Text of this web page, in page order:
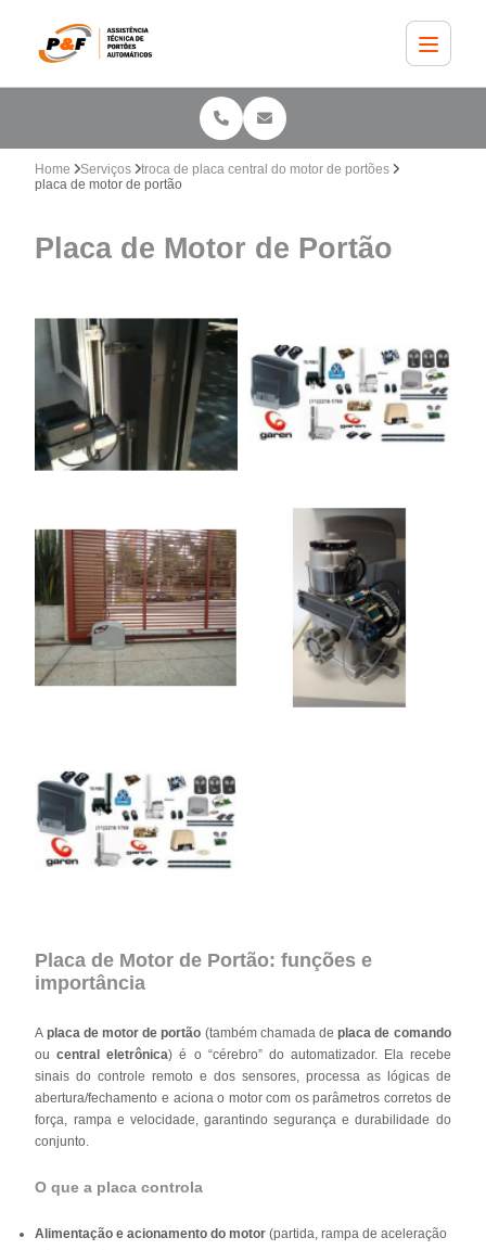
Home Serviços
troca de placa central do motor de portões
placa de motor de portão
Placa de Motor de Portão
Placa de Motor de Portão: funções e
importância
A placa de motor de portão (também chamada deplaca de comando
oucentral eletrônica) é o “cérebro” do automatizador. Ela recebe
sinais do controle remoto e dos sensores, processa as lógicas de
abertura/fechamento e aciona o motor com os parâmetros corretos de
força, rampa e velocidade, garantindo segurança e durabilidade do
conjunto.
O que a placa controla
Alimentação e acionamento do motor (partida, rampa de aceleração